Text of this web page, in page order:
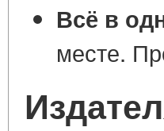
Всё в
месте.